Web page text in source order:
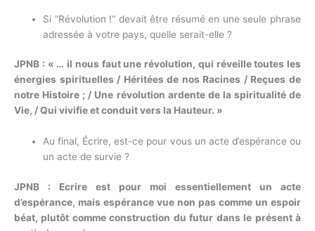
Si “Révolution !” devait être résumé en une seule phrase
adressée à votre pays, quelle serait-elle ?
JPNB : « … il nous faut une révolution, qui réveille toutes les
énergies spirituelles / Héritées de nos Racines / Reçues de
notre Histoire ; / Une révolution ardente de la spiritualité de
Vie, / Qui vivifie et conduit vers la Hauteur. »
Au final, Écrire, est-ce pour vous un acte d’espérance ou
un acte de survie ?
JPNB : Ecrire est pour moi essentiellement un acte
d’espérance, mais espérance vue non pas comme un espoir
béat, plutôt comme construction du futur dans le présent à